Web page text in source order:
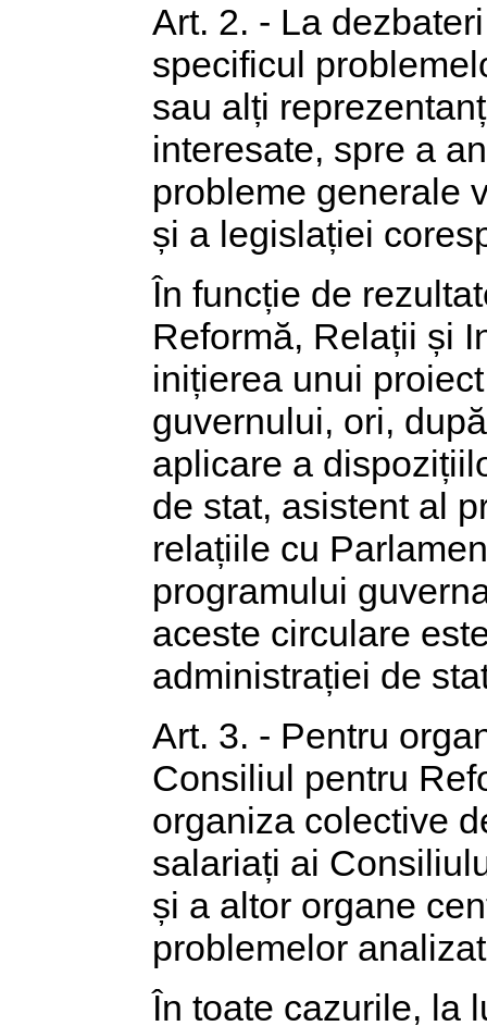
Art. 2. - La
specificul
sau alți
interesate, spre a
probleme generale
și a legislației
În funcție de
Reformă, Relații și
inițierea unui
guvernului, ori,
aplicare a
de stat, asistent al
relațiile cu
programului
aceste circulare
administrației de
Art. 3. - Pentru
Consiliul pentru
organiza colective
salariați ai
și a altor organe
problemelor
În toate cazurile, la